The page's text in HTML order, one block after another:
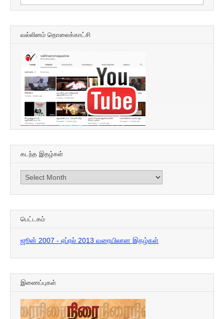
for:
வல்லினம் தொலைக்காட்சி
கடந்த இதழ்கள்
கடந்த
இதழ்கள்
பெட்டகம்
ஜூன் 2007 - ஏப்ரல் 2013 வரையிலான இதழ்கள்
இணைப்புகள்